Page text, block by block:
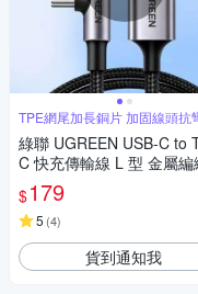
TPE網尾加長銅片 加固線頭抗
綠聯 UGREEN USB-C to
C 快充傳輸線 L 型 金屬編
競專用版 1M
$179
5 (4)
貨到通知我